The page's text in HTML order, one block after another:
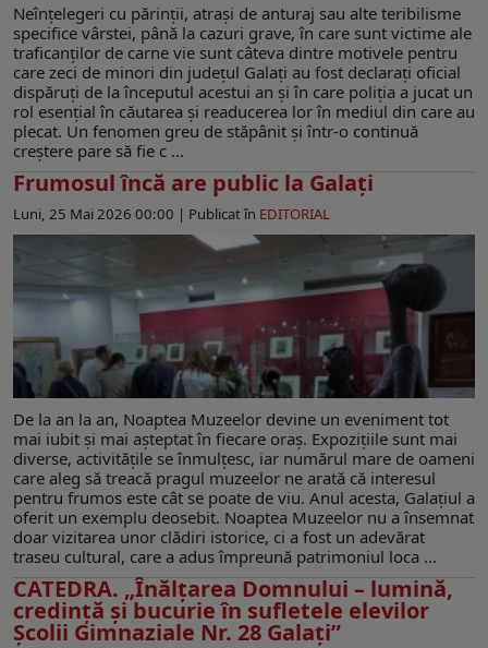
Neînțelegeri cu părinții, atrași de anturaj sau alte teribilisme
specifice vârstei, până la cazuri grave, în care sunt victime ale
traficanților de carne vie sunt câteva dintre motivele pentru
care zeci de minori din județul Galați au fost declarați oficial
dispăruți de la începutul acestui an și în care poliția a jucat un
rol esențial în căutarea și readucerea lor în mediul din care au
plecat. Un fenomen greu de stăpânit și într-o continuă
creștere pare să fie c ...
Frumosul încă are public la Galați
Luni, 25 Mai 2026 00:00 | Publicat în EDITORIAL
De la an la an, Noaptea Muzeelor devine un eveniment tot
mai iubit și mai așteptat în fiecare oraș. Expozițiile sunt mai
diverse, activitățile se înmulțesc, iar numărul mare de oameni
care aleg să treacă pragul muzeelor ne arată că interesul
pentru frumos este cât se poate de viu. Anul acesta, Galațiul a
oferit un exemplu deosebit. Noaptea Muzeelor nu a însemnat
doar vizitarea unor clădiri istorice, ci a fost un adevărat
traseu cultural, care a adus împreună patrimoniul loca ...
CATEDRA. „Înălțarea Domnului – lumină,
credință și bucurie în sufletele elevilor
Școlii Gimnaziale Nr. 28 Galați”